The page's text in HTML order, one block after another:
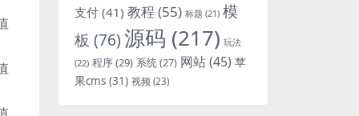
支付 (41) 教程 (55) 标题 (21) 模
板 (76)源码 (217) 玩法
(22) 程序(29) 系统(27) 网站(45) 苹
果cms (31) 视频 (23)